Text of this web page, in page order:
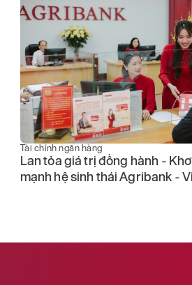
Tài chính ngân hàng
Lan tỏa giá trị đồng hành -
mạnh hệ sinh thái Agribank -